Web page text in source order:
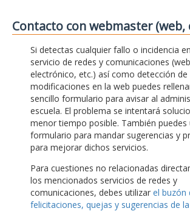
Contacto con webmaster (web,
Si detectas cualquier fallo o incidencia
servicio de redes y comunicaciones
electrónico, etc.) así como detección
modificaciones en la web puedes
sencillo formulario para avisar al
escuela. El problema se intentará
menor tiempo posible. También puedes
formulario para mandar sugerencias y
para mejorar dichos servicios.
Para cuestiones no relacionadas
los mencionados servicios de redes y
comunicaciones, debes utilizar el buzón
felicitaciones, quejas y sugerencias de la